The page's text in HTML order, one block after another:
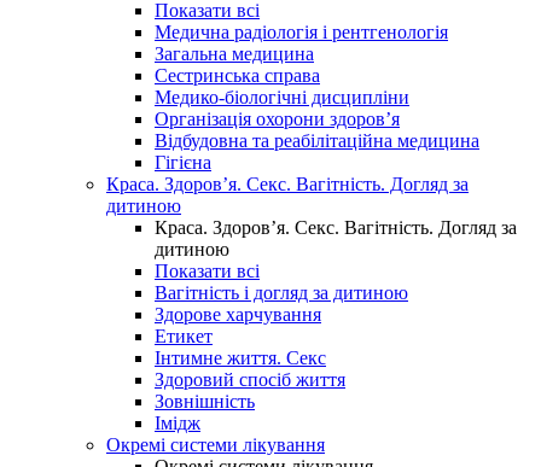
Показати всі
Медична радіологія і рентгенологія
Загальна медицина
Сестринська справа
Медико-біологічні дисципліни
Організація охорони здоров’я
Відбудовна та реабілітаційна медицина
Гігієна
Краса. Здоров’я. Секс. Вагітність. Догляд за
дитиною
Краса. Здоров’я. Секс. Вагітність. Догляд за
дитиною
Показати всі
Вагітність і догляд за дитиною
Здорове харчування
Етикет
Інтимне життя. Секс
Здоровий спосіб життя
Зовнішність
Імідж
Окремі системи лікування